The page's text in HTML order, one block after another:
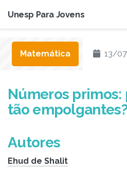
Unesp Para Jovens
Matemática 13/
Números primos:
tão
Autores
Ehud de Shalit